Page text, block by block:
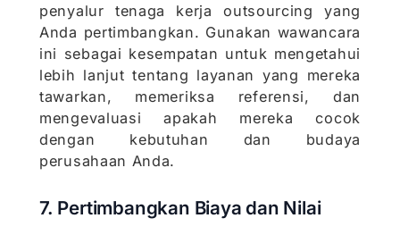
penyalur tenaga kerja outsourcing yang
Anda pertimbangkan. Gunakan wawancara
ini sebagai kesempatan untuk mengetahui
lebih lanjut tentang layanan yang mereka
tawarkan, memeriksa referensi, dan
mengevaluasi apakah mereka cocok
dengan kebutuhan dan budaya
perusahaan Anda.
7. Pertimbangkan Biaya dan Nilai